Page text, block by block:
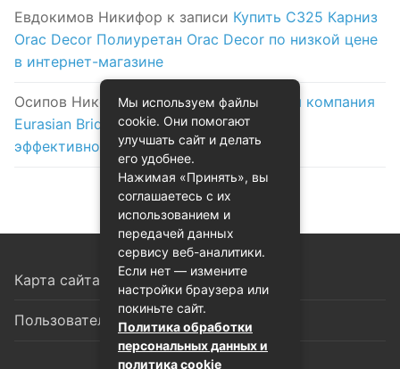
Евдокимов Никифор к записи Купить C325 Карниз
Orac Decor Полиуретан Orac Decor по низкой цене
в интернет-магазине
Осипов Николак записиЛогистическая компания
Eurasian Bridge в Астане: надежность и
эффективность на первом месте
Карта сайта
Пользовательское соглашение
Мы используем файлы
cookie. Они помогают
улучшать сайт и делать
его удобнее.
Нажимая «Принять», вы
соглашаетесь с их
использованием и
передачей данных
сервису веб-аналитики.
Если нет — измените
настройки браузера или
покиньте сайт.
Политика обработки
персональных данных и
политика cookie